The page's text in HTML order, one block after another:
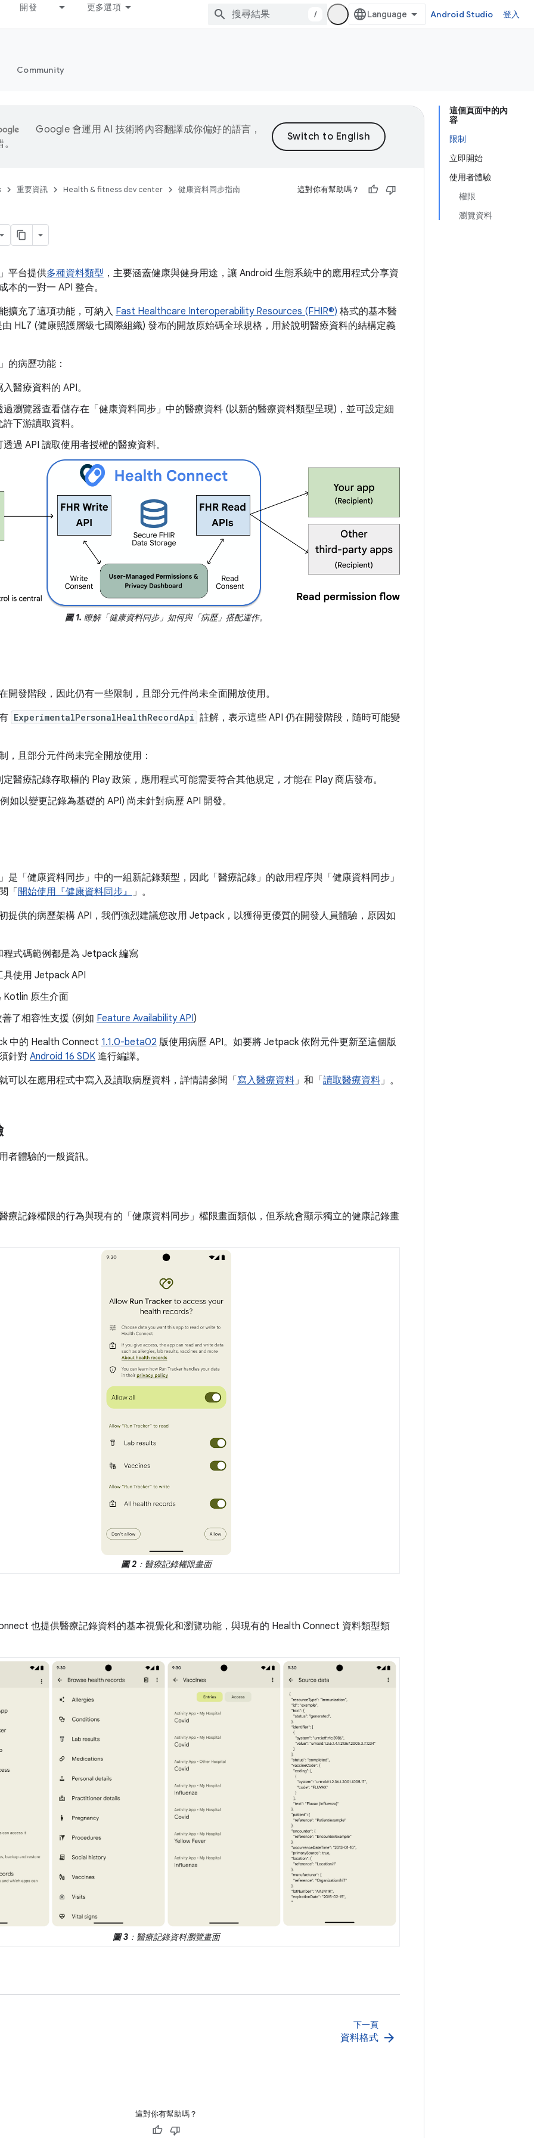
開發 更多選項
/ Android Studio 登入
Community
這個頁面中的內
容
限制
立即開始
使用者體驗
權限
瀏覽資料
Google 會運用 AI 技術將內容翻譯成你偏好的語言，
重要資訊 Health & fitness dev center 健康資料同步指南 這對你有幫助嗎？
平台提供多種資料類型 ，主要涵蓋健康與健身用途，讓 Android 生態系統中的應用程式分享資
本的一對一 API 整合。
擴充了這項功能，可納入 Fast Healthcare Interoperability Resources (FHIR®) 格式的基本醫
由 HL7 (健康照護層級七國際組織) 發布的開放原始碼全球規格，用於說明醫療資料的結構定義
的病歷功能：
醫療資料的 API。
過瀏覽器查看儲存在「健康資料同步」中的醫療資料 (以新的醫療資料類型呈現)，並可設定細
下游讀取資料。
過 API 讀取使用者授權的醫療資料。
圖 1. 瞭解「健康資料同步」如何與「病歷」搭配運作。
開發階段，因此仍有一些限制，且部分元件尚未全面開放使用。
ExperimentalPersonalHealthRecordApi 註解，表示這些 API 仍在開發階段，隨時可能變
，且部分元件尚未完全開放使用：
醫療記錄存取權的 Play 政策，應用程式可能需要符合其他規定，才能在 Play 商店發布。
如以變更記錄為基礎的 API) 尚未針對病歷 API 開發。
是「健康資料同步」中的一組新記錄類型，因此「醫療記錄」的啟用程序與「健康資料同步」
「開始使用『健康資料同步』
」。
提供的病歷架構 API，我們強烈建議您改用 Jetpack，以獲得更優質的開發人員體驗，原因如
程式碼範例都是為 Jetpack 編寫
具使用 Jetpack API
Kotlin 原生介面
了相容性支援 (例如 Feature Availability API)
中的 Health Connect 1.1.0-beta02 版使用病歷 API。如要將 Jetpack 依附元件更新至這個版
針對 Android 16 SDK 進行編譯。
可以在應用程式中寫入及讀取病歷資料，詳情請參閱「寫入醫療資料 」和「讀取醫療資料 」。
者體驗的一般資訊。
療記錄權限的行為與現有的「健康資料同步」權限畫面類似，但系統會顯示獨立的健康記錄畫
圖 2：醫療記錄權限畫面
也提供醫療記錄資料的基本視覺化和瀏覽功能，與現有的 Health Connect 資料類型類
圖 3：醫療記錄資料瀏覽畫面
下一頁
資料格式 arrow_forward
這對你有幫助嗎？